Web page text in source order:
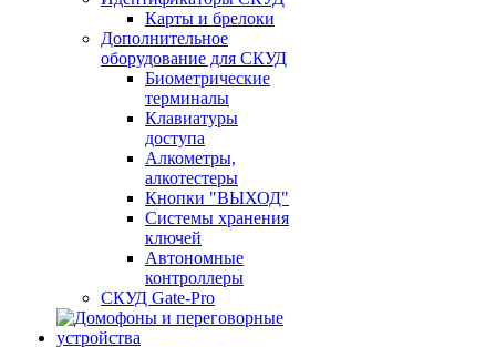
Карты и брелоки
Дополнительное
оборудование для СКУД
Биометрические
терминалы
Клавиатуры
доступа
Алкометры,
алкотестеры
Кнопки "ВЫХОД"
Системы хранения
ключей
Автономные
контроллеры
СКУД Gate-Pro